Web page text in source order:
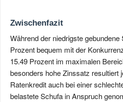
Zwischenfazit
Während der niedrigste
Prozent bequem mit der
15.49 Prozent im maximalen
besonders hohe Zinssatz resultiert
Ratenkredit auch bei einer
belastete Schufa in Anspruch